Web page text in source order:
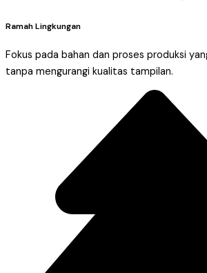
Ramah Lingkungan
Fokus pada bahan dan proses produksi
tanpa mengurangi kualitas tampilan.